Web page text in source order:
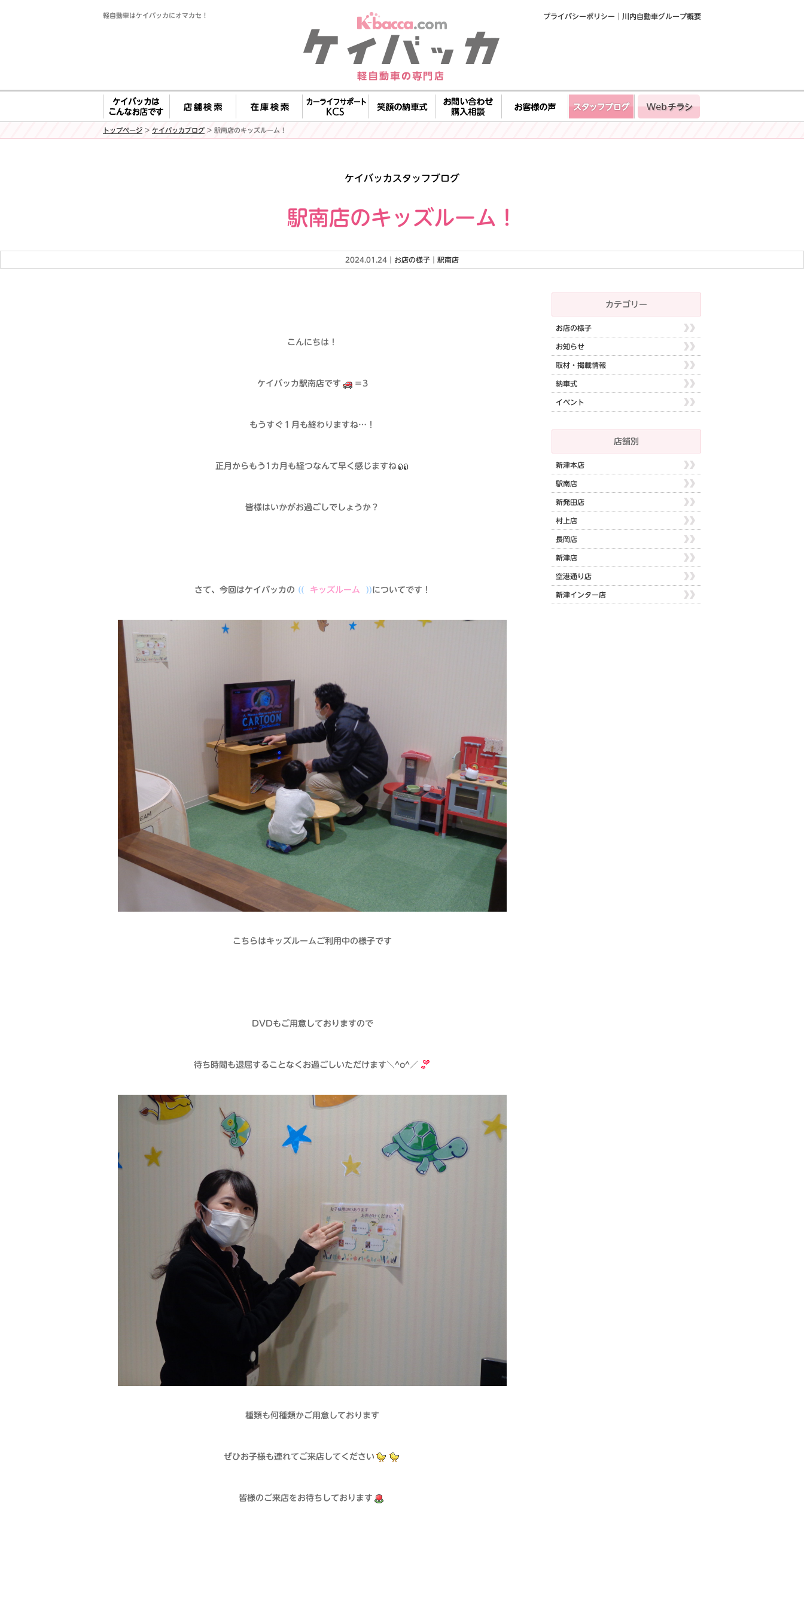
軽自動車はケイバッカにオマカセ！ 川内自動車グループ概要
プライバシーポリシー
トップページ > ケイバッカブログ > 駅南店のキッズルーム！
ケイバッカスタッフブログ
駅南店のキッズルーム！
2024.01.24｜ お店の様子 駅南店
こんにちは！
ケイバッカ駅南店です ＝3
もうすぐ１月も終わりますね…！
正月からもう1カ月も経つなんて早く感じますね
皆様はいかがお過ごしでしょうか？
さて、今回はケイバッカの (( キッズルーム ))についてです！
こちらはキッズルームご利用中の様子です
DVDもご用意しておりますので
待ち時間も退屈することなくお過ごしいただけます＼^o^／
種類も何種類かご用意しております
ぜひお子様も連れてご来店してください
皆様のご来店をお待ちしております
カテゴリー
お店の様子
お知らせ
取材・掲載情報
納車式
イベント
店舗別
新津本店
駅南店
新発田店
村上店
長岡店
新津店
空港通り店
新津インター店